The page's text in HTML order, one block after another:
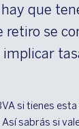
que
retiro se
implicar
si tienes
sabrás si